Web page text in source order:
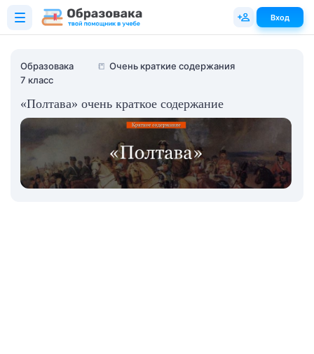
Образовака 📒 Очень краткие содержания
7 класс
«Полтава» очень краткое содержание
Вход